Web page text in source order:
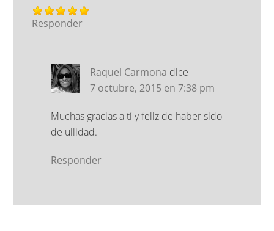
Responder
Raquel Carmona dice
7 octubre, 2015 en 7:38 pm
Muchas gracias a tí y feliz de haber sido
de uilidad.
Responder